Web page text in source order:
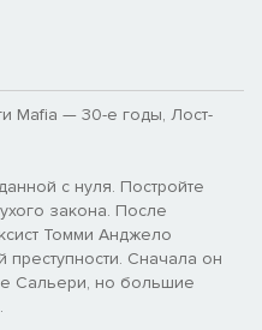
Mafia — 30-е годы, Лост-
с нуля. Постройте
закона. После
Томми Анджело
Сначала он
Сальери, но большие